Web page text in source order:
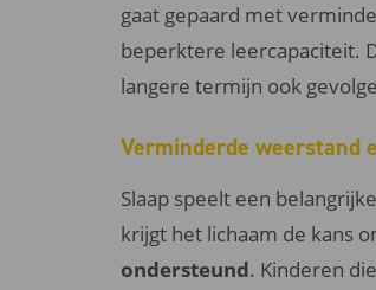
gaat gepaard met
beperktere leercapaciteit.
langere termijn ook
Verminderde weerstand
Slaap speelt een
krijgt het lichaam de kans
ondersteund. Kinderen